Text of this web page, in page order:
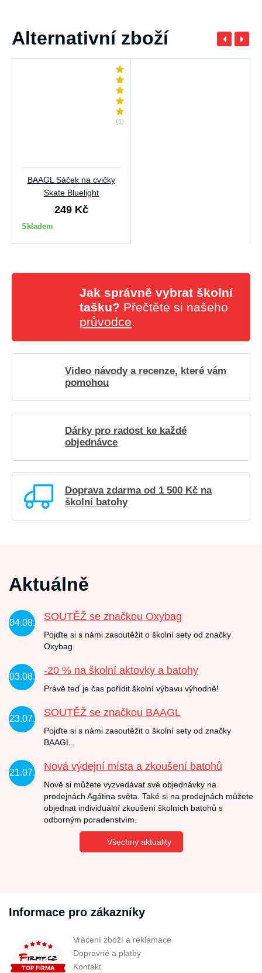
Alternativní zboží
(1)
BAAGL Sáček na cvičky
Skate Bluelight
249 Kč
Skladem
Jak správně vybrat školní
tašku? Přečtěte si našeho
průvodce.
Video návody a recenze, které vám
pomohou
Dárky pro radost ke každé
objednávce
Doprava zdarma od 1 500 Kč na
školní batohy
Aktuálně
04.08.
SOUTĚŽ se značkou Oxybag
Pojďte si s námi zasoutěžit o školní sety od značky
Oxybag.
03.08.
-20 % na školní aktovky a batohy
Právě teď je čas pořídit školní výbavu výhodně!
23.07.
SOUTĚŽ se značkou BAAGL
Pojďte si s námi zasoutěžit o školní sety od značky
BAAGL.
21.07.
Nová výdejní místa a zkoušení batohů
Nově si můžete vyzvedávat své objednávky na
prodejnách Agátina světa. Také si na prodejnách můžete
objednat individuální zkoušení školních batohů s
odborným poradenstvím.
Všechny aktuality
Informace pro zákazníky
Vrácení zboží a reklamace
Dopravné a platby
Kontakt